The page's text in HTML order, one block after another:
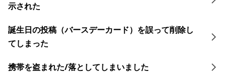
示された
誕生日の投稿（バースデーカード）を誤って削除し
てしまった
携帯を盗まれた/落としてしまいました